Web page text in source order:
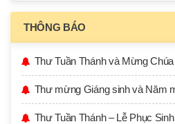
THÔNG BÁO
Thư Tuần Thánh và Mừng
Thư mừng Giáng sinh và Năm
Thư Tuần Thánh – Lễ Phục Sinh